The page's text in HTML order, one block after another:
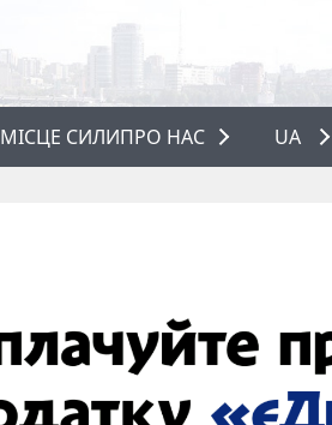
МІСЦЕ СИЛИПРО НАС
ПРО НАС
UA